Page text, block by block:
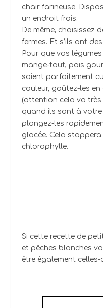
chair farineuse.
un endroit frais.
De même, choisissez
fermes. Et s’ils ont
Pour que vos
mange-tout, pois
soient parfaitement
couleur, goûtez-les
(attention cela va très
quand ils sont à
plongez-les
glacée. Cela
chlorophylle.
Si cette recette de
et pêches blanches
être également celles-